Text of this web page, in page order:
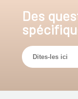
Des